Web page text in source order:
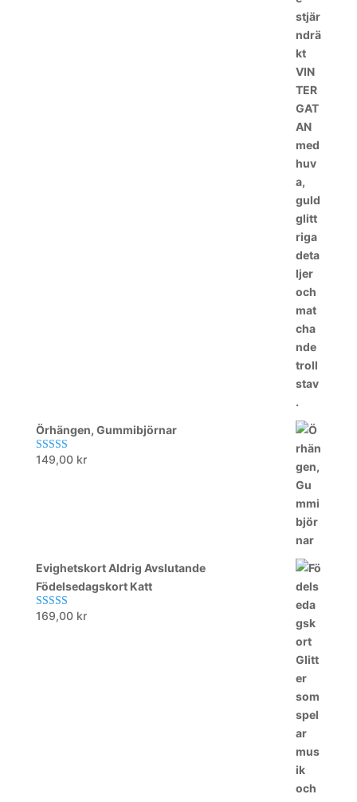
Örhängen, Gummibjörnar
Betygsatt
149,00 kr
Evighetskort Aldrig Avslutande
Födelsedagskort Katt
Betygsatt
169,00 kr